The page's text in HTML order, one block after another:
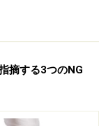
摘する3つのNG